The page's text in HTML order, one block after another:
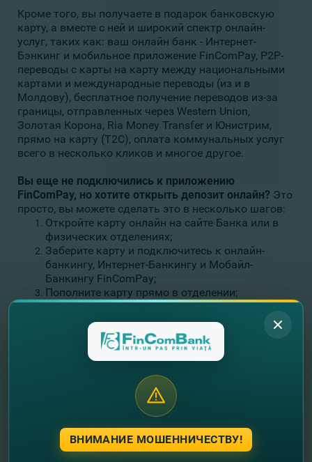
Кроме того, вы получаете в подарок банковскую
карту, а вместе с ней и широкий спектр онлайн-
услуг, таких как: ваш онлайн банк - Интернет-
Бэнкинг и мобильное приложение FinComPay, P2P-
переводы с карты на карту между национальными
картами и международные переводы (из и в
Молдову), бесплатное получение переводов из-за
границы, отправленных через Western Union,
Золотая Корона, Ria Money Transfer и Юнистрим,
прямо на карту (T2C), оплата коммунальных услуг
всего в несколько кликов и многое другое.
Вы еще не подключились к приложению
FinComPay, но хотите открыть депозит онлайн? Это
просто, вы можете сделать это в несколько шагов:
Откройте карту онлайн на сайте Банка или в
физических отделениях;
Заберите карту и подключитесь к онлайн-
банкингу, Интернет-Банкингу и Мобайл-
Банкингу FinComPay;
Пополните карту прямо в отделении;
Откройте депозит онлайн и переведите деньги
с карточного счета на свой депозитный счет.
Приумножайте свои деньги вместе с FinComBank,
чтобы воплотить в жизнь свои самые заветные
Оставьте свои контактные данные и
мы Вам перезвоним!
ВНИМАНИЕ МОШЕННИЧЕСТВУ!